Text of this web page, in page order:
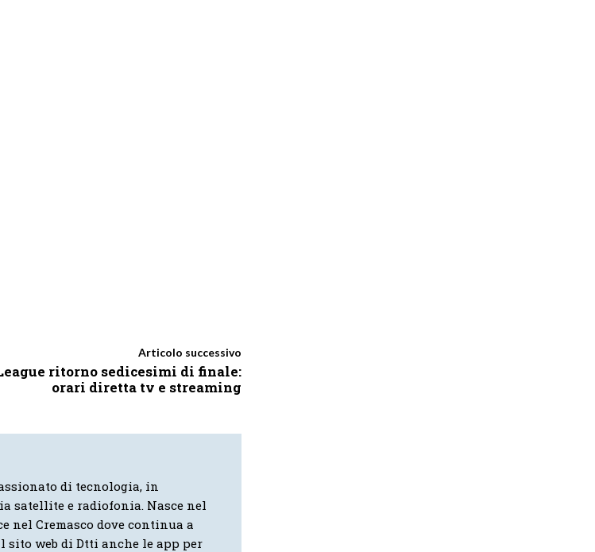
Articolo successivo
ritorno sedicesimi di finale:
orari diretta tv e streaming
di tecnologia, in
satellite e radiofonia. Nasce nel
nel Cremasco dove continua a
sito web di Dtti anche le app per